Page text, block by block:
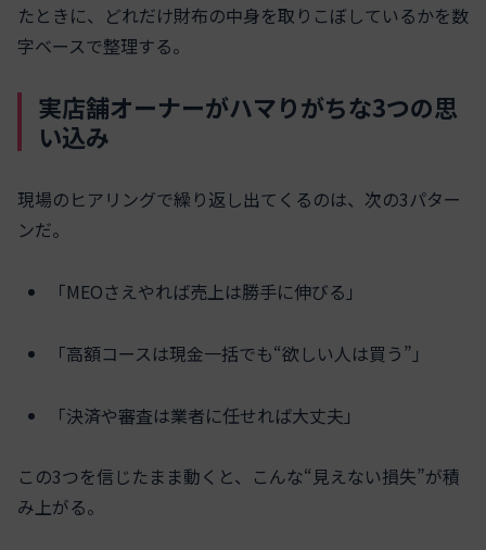
たときに、どれだけ財布の中身を取りこぼしているかを数
字ベースで整理する。
実店舗オーナーがハマりがちな3つの思
い込み
現場のヒアリングで繰り返し出てくるのは、次の3パター
ンだ。
「MEOさえやれば売上は勝手に伸びる」
「高額コースは現金一括でも“欲しい人は買う”」
「決済や審査は業者に任せれば大丈夫」
この3つを信じたまま動くと、こんな“見えない損失”が積
み上がる。